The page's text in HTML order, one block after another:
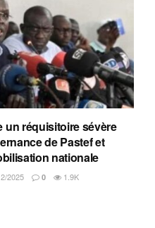
un réquisitoire sévère
de Pastef et
nationale
2025 0 1.9K